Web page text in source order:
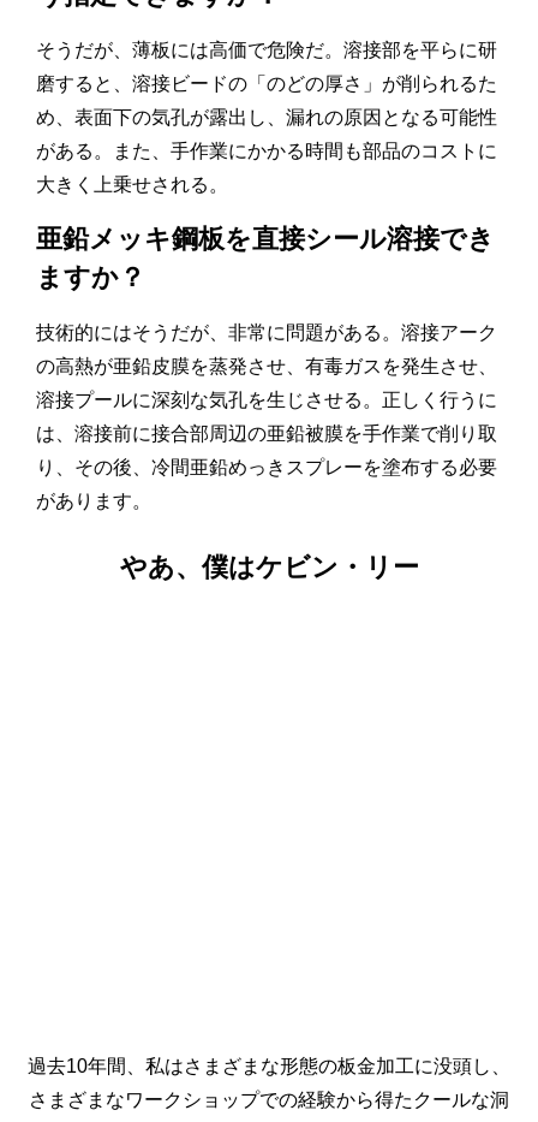
そうだが、薄板には高価で危険だ。溶接部を平らに研
磨すると、溶接ビードの「のどの厚さ」が削られるた
め、表面下の気孔が露出し、漏れの原因となる可能性
がある。また、手作業にかかる時間も部品のコストに
大きく上乗せされる。
亜鉛メッキ鋼板を直接シール溶接でき
ますか？
技術的にはそうだが、非常に問題がある。溶接アーク
の高熱が亜鉛皮膜を蒸発させ、有毒ガスを発生させ、
溶接プールに深刻な気孔を生じさせる。正しく行うに
は、溶接前に接合部周辺の亜鉛被膜を手作業で削り取
り、その後、冷間亜鉛めっきスプレーを塗布する必要
があります。
やあ、僕はケビン・リー
過去10年間、私はさまざまな形態の板金加工に没頭し、
さまざまなワークショップでの経験から得たクールな洞